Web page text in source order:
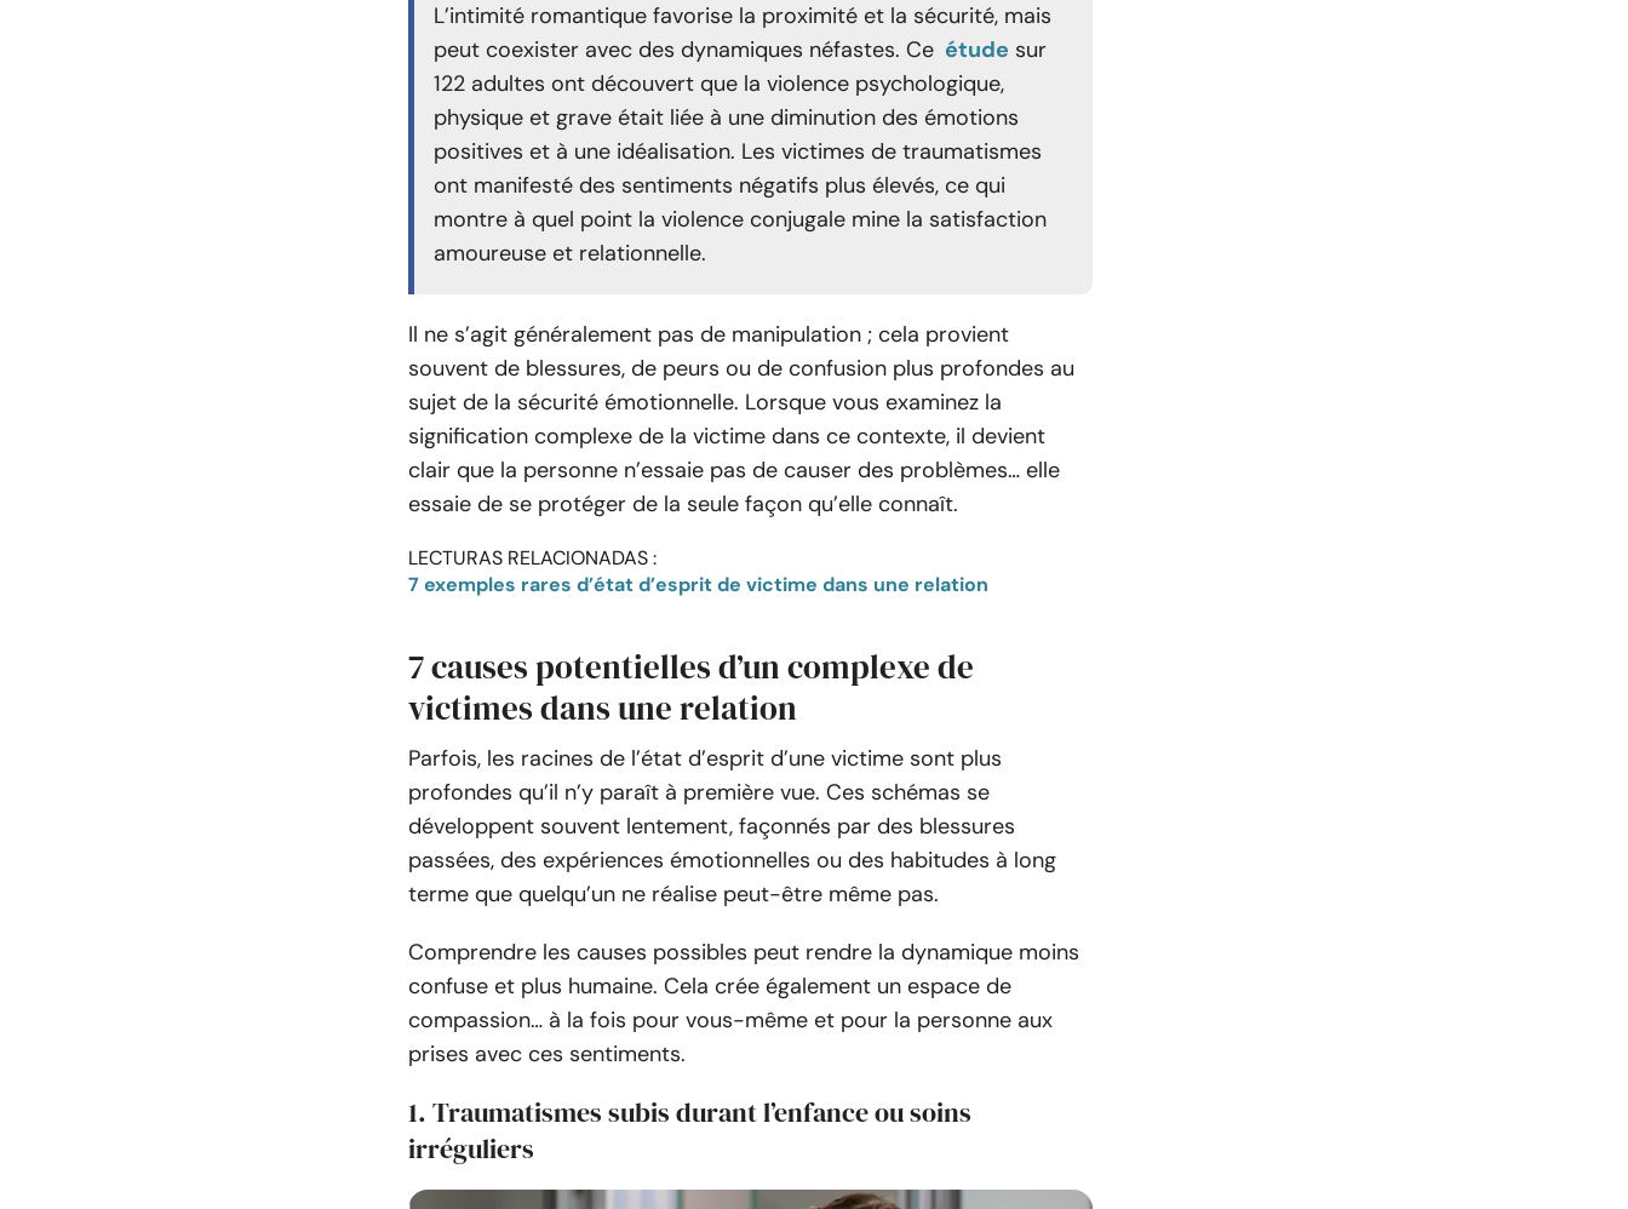
L’intimité romantique favorise la proximité et la sécurité, mais
peut coexister avec des dynamiques néfastes. Ce étude sur
122 adultes ont découvert que la violence psychologique,
physique et grave était liée à une diminution des émotions
positives et à une idéalisation. Les victimes de traumatismes
ont manifesté des sentiments négatifs plus élevés, ce qui
montre à quel point la violence conjugale mine la satisfaction
amoureuse et relationnelle.
Il ne s’agit généralement pas de manipulation ; cela provient
souvent de blessures, de peurs ou de confusion plus profondes au
sujet de la sécurité émotionnelle. Lorsque vous examinez la
signification complexe de la victime dans ce contexte, il devient
clair que la personne n’essaie pas de causer des problèmes… elle
essaie de se protéger de la seule façon qu’elle connaît.
LECTURAS RELACIONADAS :
7 exemples rares d’état d’esprit de victime dans une relation
7 causes potentielles d’un complexe de
victimes dans une relation
Parfois, les racines de l’état d’esprit d’une victime sont plus
profondes qu’il n’y paraît à première vue. Ces schémas se
développent souvent lentement, façonnés par des blessures
passées, des expériences émotionnelles ou des habitudes à long
terme que quelqu’un ne réalise peut-être même pas.
Comprendre les causes possibles peut rendre la dynamique moins
confuse et plus humaine. Cela crée également un espace de
compassion… à la fois pour vous-même et pour la personne aux
prises avec ces sentiments.
1. Traumatismes subis durant l’enfance ou soins
irréguliers